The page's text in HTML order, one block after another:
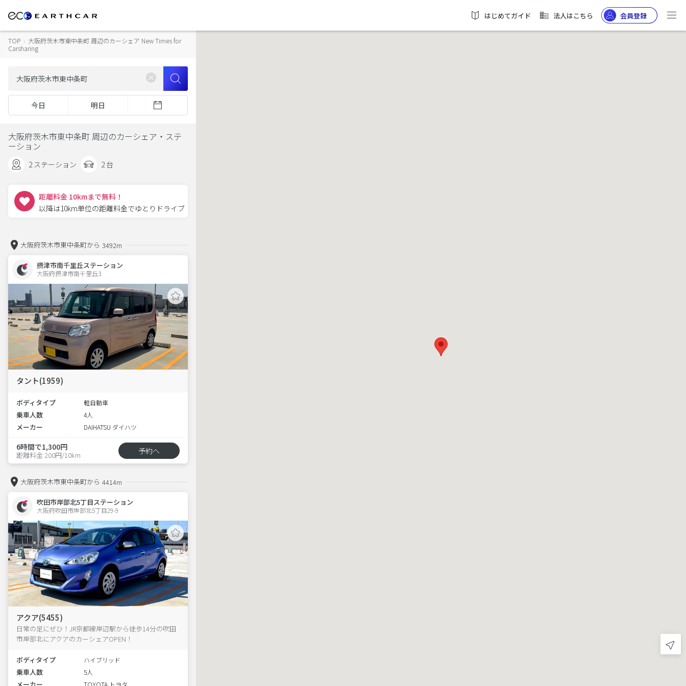
はじめてガイド 法人はこちら 会員登録
TOP › 大阪府茨木市東中条町 周辺のカーシェア New Times for
Carsharing
今日 明日
大阪府茨木市東中条町 周辺のカーシェア・ステ
ーション
2 ステーション 2 台
距離料金 10kmまで無料！
以降は10km単位の距離料金でゆとりドライブ
大阪府茨木市東中条町から 3492m
摂津市南千里丘ステーション
大阪府摂津市南千里丘3
タント(1959)
ボディタイプ 軽自動車
乗車人数 4人
メーカー DAIHATSU ダイハツ
6時間で1,300円
距離料金 200円/10km 予約へ
大阪府茨木市東中条町から 4414m
吹田市岸部北5丁目ステーション
大阪府吹田市岸部北5丁目29-9
アクア(5455)
日常の足にぜひ！JR京都線岸辺駅から徒歩14分の吹田
市岸部北にアクアのカーシェアOPEN！
ボディタイプ ハイブリッド
乗車人数 5人
TOYOTA トヨタ